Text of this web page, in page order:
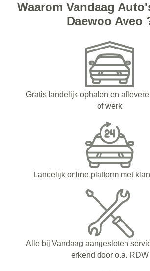
Waarom Vandaag
Daewoo Aveo
Gratis landelijk ophalen en
of werk
Landelijk online platform met
Alle bij Vandaag aangesloten
erkend door o.a. RDW